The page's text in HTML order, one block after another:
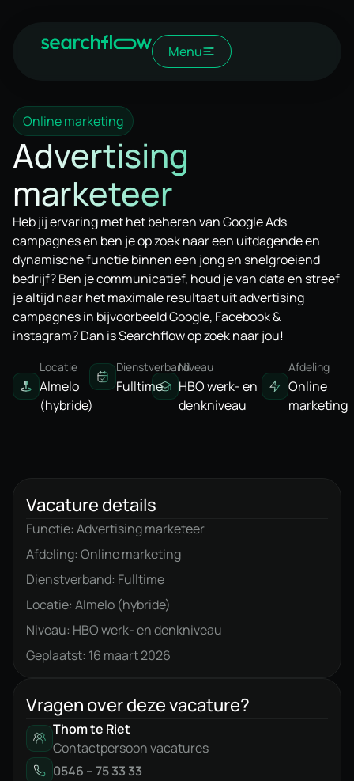
Menu
Online marketing
Advertising
marketeer
Heb jij ervaring met het beheren van Google Ads
campagnes en ben je op zoek naar een uitdagende en
dynamische functie binnen een jong en snelgroeiend
bedrijf? Ben je communicatief, houd je van data en streef
je altijd naar het maximale resultaat uit advertising
campagnes in bijvoorbeeld Google, Facebook &
instagram? Dan is Searchflow op zoek naar jou!
Locatie
Almelo
(hybride)
Dienstverband
Fulltime
Niveau
HBO werk- en
denkniveau
Afdeling
Online
marketing
Vacature details
Functie: Advertising marketeer
Afdeling: Online marketing
Dienstverband: Fulltime
Locatie: Almelo (hybride)
Niveau: HBO werk- en denkniveau
Geplaatst: 16 maart 2026
Vragen over deze vacature?
Thom te Riet
Contactpersoon vacatures
0546 – 75 33 33